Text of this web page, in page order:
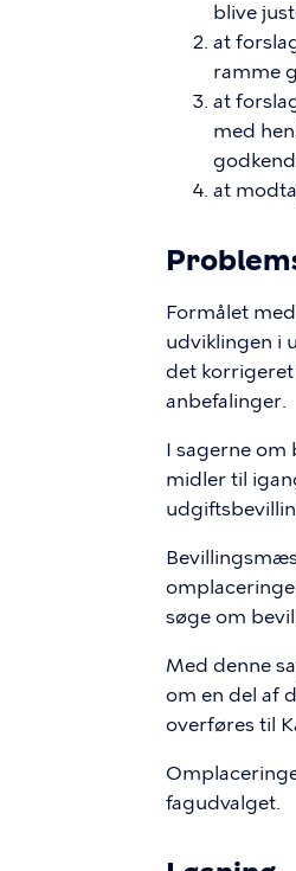
blive
at
ramme
at
med
at
Formålet
udviklingen i
det korrigeret
anbefalinger.
I sagerne
midler til
søge om
Med denne
om en del af
overføres til
fagudvalget.